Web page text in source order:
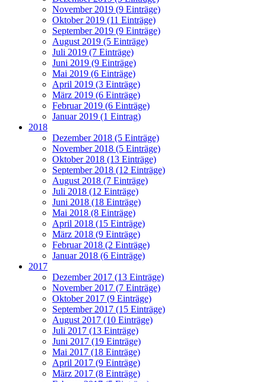
November 2019 (9 Einträge)
Oktober 2019 (11 Einträge)
September 2019 (9 Einträge)
August 2019 (5 Einträge)
Juli 2019 (7 Einträge)
Juni 2019 (9 Einträge)
Mai 2019 (6 Einträge)
April 2019 (3 Einträge)
März 2019 (6 Einträge)
Februar 2019 (6 Einträge)
Januar 2019 (1 Eintrag)
2018
Dezember 2018 (5 Einträge)
November 2018 (5 Einträge)
Oktober 2018 (13 Einträge)
September 2018 (12 Einträge)
August 2018 (7 Einträge)
Juli 2018 (12 Einträge)
Juni 2018 (18 Einträge)
Mai 2018 (8 Einträge)
April 2018 (15 Einträge)
März 2018 (9 Einträge)
Februar 2018 (2 Einträge)
Januar 2018 (6 Einträge)
2017
Dezember 2017 (13 Einträge)
November 2017 (7 Einträge)
Oktober 2017 (9 Einträge)
September 2017 (15 Einträge)
August 2017 (10 Einträge)
Juli 2017 (13 Einträge)
Juni 2017 (19 Einträge)
Mai 2017 (18 Einträge)
April 2017 (9 Einträge)
März 2017 (8 Einträge)